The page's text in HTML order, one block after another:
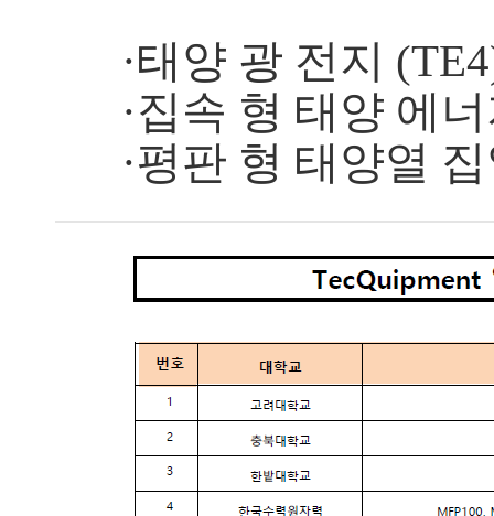
·태양 광 전지
·집속 형 태양 에
·평판 형 태양열